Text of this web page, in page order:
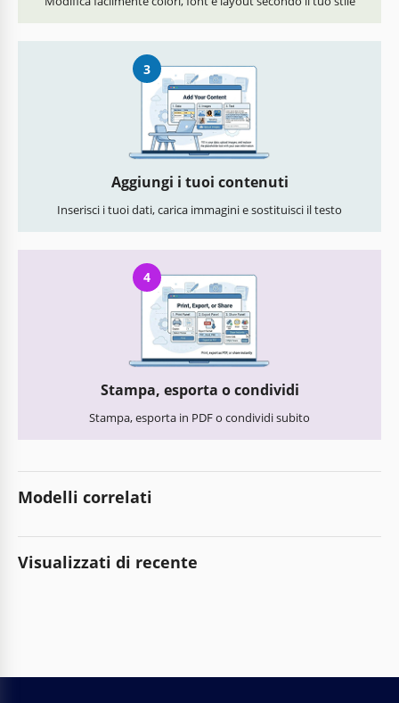
3
Aggiungi i tuoi contenuti
Inserisci i tuoi dati, carica immagini e sostituisci il testo
4
Stampa, esporta o condividi
Stampa, esporta in PDF o condividi subito
Modelli correlati
Visualizzati di recente